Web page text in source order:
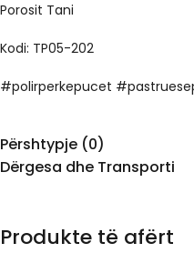
Porosit Tani
Kodi: TP05-202
#polirperkepucet
Përshtypje (0)
Dërgesa dhe Transporti
Produkte të afërt